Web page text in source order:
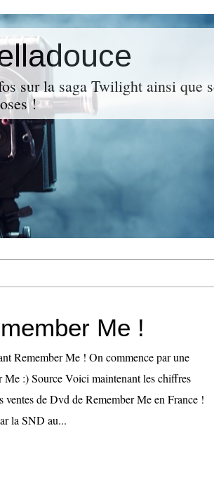
sur la saga Twilight ainsi que
!
Me !
Remember Me ! On commence par une
Me :) Source Voici maintenant les chiffres
de Dvd de Remember Me en France !
la SND au...